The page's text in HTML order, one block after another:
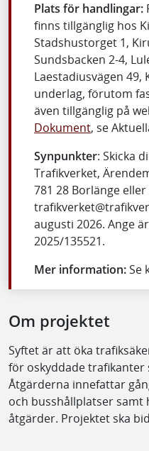
Plats för handlingar:
finns tillgänglig hos
Stadshustorget 1,
Sundsbacken 2-4,
Laestadiusvägen 49,
underlag, förutom
även tillgänglig på
Dokument, se
Synpunkter: Skicka
Trafikverket,
781 28 Borlänge
augusti 2026. Ange
2025/135521.
Mer information:Se
Om projektet
Syftet är att öka
för oskyddade trafikanter
Åtgärderna innefattar
och busshållplatser samt
åtgärder. Projektet ska